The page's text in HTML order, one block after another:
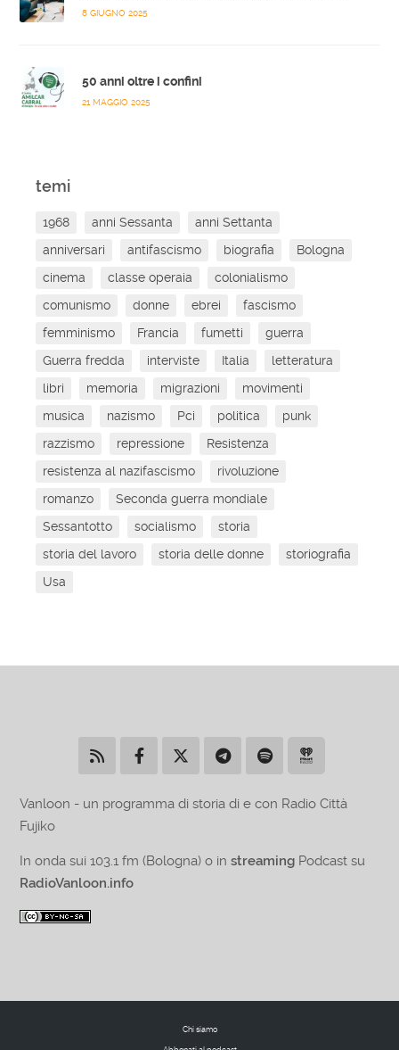
8 GIUGNO 2025
50 anni oltre i confini
21 MAGGIO 2025
temi
1968 anni Sessanta
anni Settanta
anniversari
antifascismo biografia
Bologna
cinema
classe operaia
colonialismo
comunismo
donne ebrei
fascismo
femminismo
Francia fumetti
guerra
Guerra fredda
interviste Italia
letteratura
libri
memoria migrazioni
movimenti
musica
nazismo Pci politica
punk
razzismo
repressione
Resistenza
resistenza al nazifascismo
rivoluzione
romanzo
Seconda guerra mondiale
Sessantotto
socialismo
storia
storia del lavoro
storia delle donne
storiografia
Usa
Vanloon - un programma di storia di e con Radio Città
Fujiko
In onda sui 103.1 fm (Bologna) o instreaming Podcast su
RadioVanloon.info
Chi siamo